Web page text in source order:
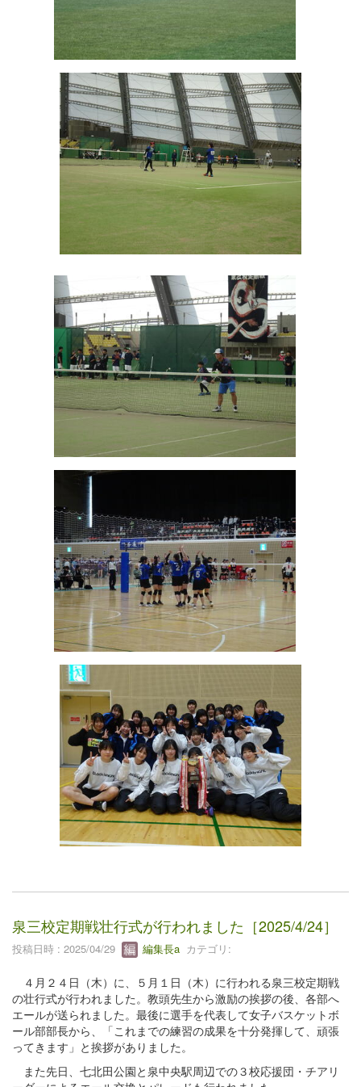
泉三校定期戦壮行式が行われました［2025/4/24］
投稿日時 : 2025/04/29 編集長a カテゴリ:
４月２４日（木）に、５月１日（木）に行われる泉三校定期戦
の壮行式が行われました。教頭先生から激励の挨拶の後、各部へ
エールが送られました。最後に選手を代表して女子バスケットボ
ール部部長から、「これまでの練習の成果を十分発揮して、頑張
ってきます」と挨拶がありました。
また先日、七北田公園と泉中央駅周辺での３校応援団・チアリ